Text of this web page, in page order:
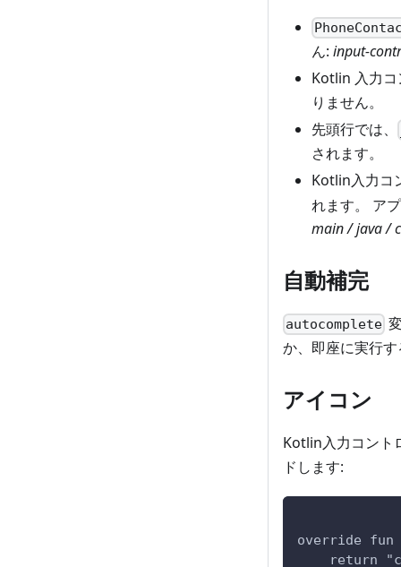
ん: input-
Kotlin 入力コ
りません。
先頭行では、
されます。
Kotlin入力コ
れます。 ア
main / java /
自動補完
autocomplete
か、即座に実行す
アイコン
Kotlin入力コント
ドします:
override fun
return